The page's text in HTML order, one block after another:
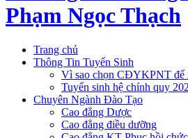
Phạm Ngọc Thạch
Trang chủ
Thông Tin Tuyển Sinh
Vì sao chọn CĐYKPNT để
Tuyển sinh hệ chính quy
Chuyên Ngành Đào Tạo
Cao đẳng Dược
Cao đẳng điều dưỡng